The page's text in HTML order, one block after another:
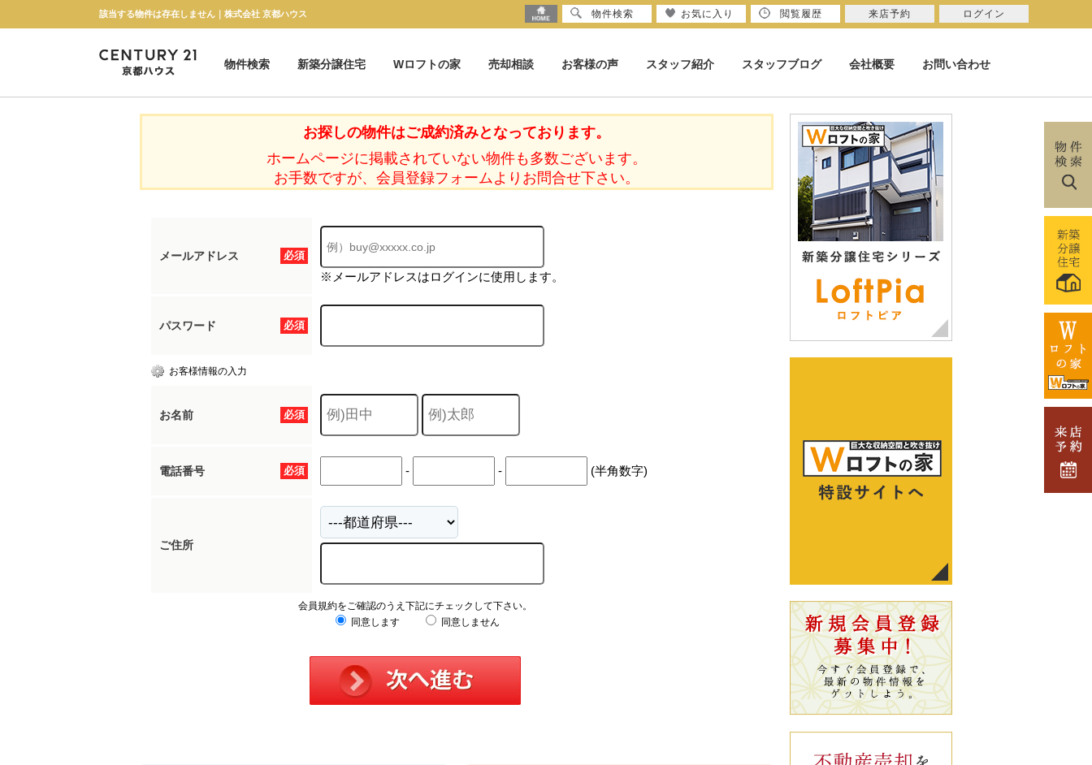
該当する物件は存在しません｜株式会社 京都ハウス
物件検索
新築分譲住宅 Wロフトの家 売却相談 お客様の声 スタッフ紹介 スタッフブログ 会社概要 お問い合わせ
お探しの物件はご成約済みとなっております。
ホームページに掲載されていない物件も多数ございます。
お手数ですが、会員登録フォームよりお問合せ下さい。
必須
メールアドレス
※メールアドレスはログインに使用します。
必須
パスワード
お客様情報の入力
必須
お名前
必須
電話番号 - - (半角数字)
ご住所
会員規約をご確認のうえ下記にチェックして下さい。
同意します
同意しません
物件検索 お気に入り 閲覧履歴 来店予約 ログイン